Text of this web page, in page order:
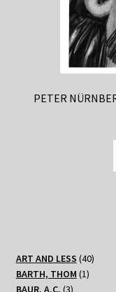
PETER
ART AND LESS 4040
BARTH, THOM 11
BAUR, A.C. 33